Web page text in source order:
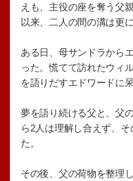
えも、主役の座を奪う父
以来、二人の間の溝は更
ある日、母サンドラから
った。慌てて訪れたウィ
を語りだすエドワードに
夢を語り続ける父と、父
ら2人は理解し合えず、
た。
その後、父の荷物を整理